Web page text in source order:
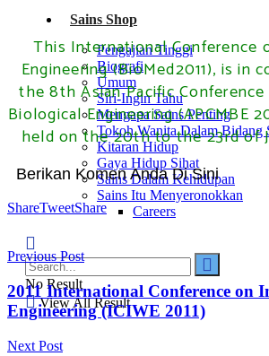
Sains Shop
Pengajian Tinggi
Biografi
Umum
Siri-Ingin Tahu
Mengapa Sains Penting
Tokoh Wanita Dalam Bidang
Kitaran Hidup
Gaya Hidup Sihat
Sains Dalam Kehidupan
Sains Itu Menyeronokkan
Careers
No Result
View All Result
This International Conference
Engineering (BioMed2011), is in
the 8th Asian Pacific
Biological Engineering (APCMBE
held on the 20th to the 23rd of
Berikan Komen Anda Di Sini
ShareTweetShare
Previous Post
2011 International Conference on
Engineering (ICIWE 2011)
Next Post